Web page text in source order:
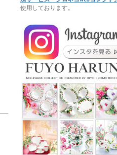
使用しております。